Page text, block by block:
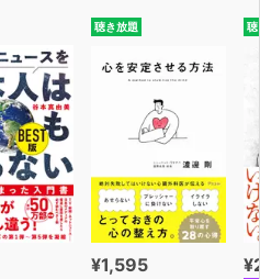
聴き放題
¥1,595
聴